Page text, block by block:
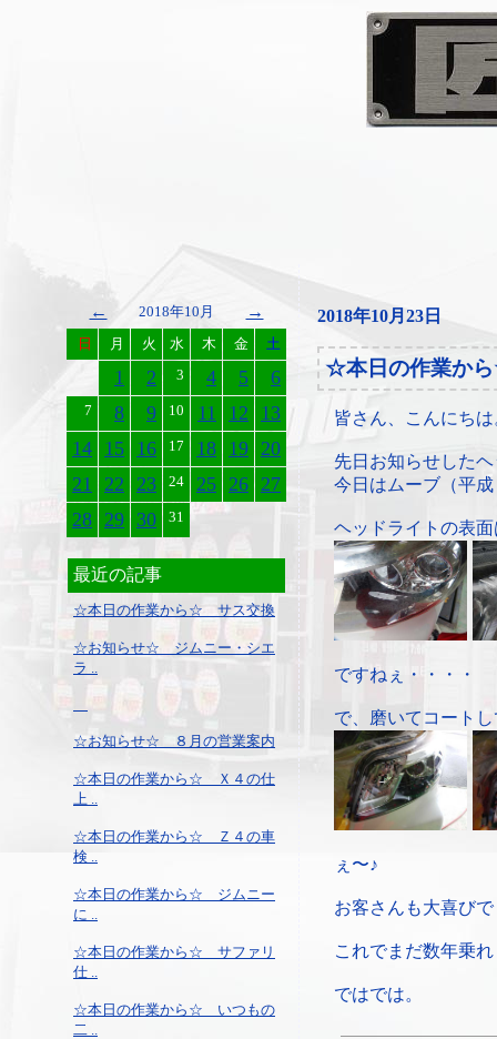
← 2018年10月 →
日 月 火 水 木 金 土
1 2 3 4 5 6
7 8 9 10 11 12
13
14 15 16 17 18 19 20
21 22 23 24 25 26 27
28 29 30 31
最近の記事
☆本日の作業から☆ サス交換
☆お知らせ☆ ジムニー・シエ
ラ ..
☆お知らせ☆ ８月の営業案内
☆本日の作業から☆ Ｘ４の仕
上 ..
☆本日の作業から☆ Ｚ４の車
検 ..
☆本日の作業から☆ ジムニー
に ..
☆本日の作業から☆ サファリ
仕 ..
☆本日の作業から☆ いつもの
二 ..
2018年10月23日
☆本日の作業か
皆さん、こんにちは
先日お知らせした
今日はムーブ（平
ヘッドライトの表
ですねぇ・・・・
で、磨いてコート
ぇ〜♪
お客さんも大喜び
これでまだ数年乗
ではでは。